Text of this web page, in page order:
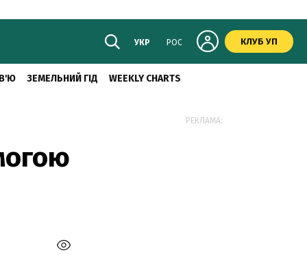
УКР РОС КЛУБ УП
ЗЕМЕЛЬНИЙ ГІД WEEKLY CHARTS
РЕКЛАМА: